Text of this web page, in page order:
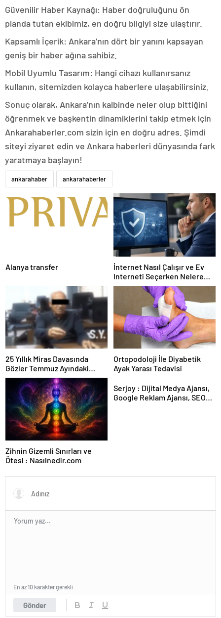
Güvenilir Haber Kaynağı: Haber doğruluğunu ön
planda tutan ekibimiz, en doğru bilgiyi size ulaştırır.
Kapsamlı İçerik: Ankara’nın dört bir yanını kapsayan
geniş bir haber ağına sahibiz.
Mobil Uyumlu Tasarım: Hangi cihazı kullanırsanız
kullanın, sitemizden kolayca haberlere ulaşabilirsiniz.
Sonuç olarak, Ankara’nın kalbinde neler olup bittiğini
öğrenmek ve başkentin dinamiklerini takip etmek için
Ankarahaberler.com sizin için en doğru adres. Şimdi
siteyi ziyaret edin ve Ankara haberleri dünyasında fark
yaratmaya başlayın!
ankarahaber ankarahaberler
Alanya transfer
İnternet Nasıl Çalışır ve Ev
Interneti Seçerken Nelere
Dikkat Etmelisiniz
25 Yıllık Miras Davasında
Gözler Temmuz Ayındaki
Karar Duruşmasına Çevrildi
Ortopodoloji İle Diyabetik
Ayak Yarası Tedavisi
Zihnin Gizemli Sınırları ve
Ötesi : Nasılnedir.com
Serjoy : Dijital Medya Ajansı,
Google Reklam Ajansı, SEO
Gönder
En az 10 karakter gerekli